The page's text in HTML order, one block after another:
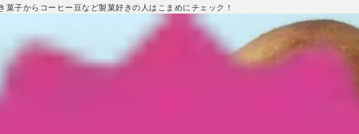
子からコーヒー豆など製菓好きの人はこまめにチェック！